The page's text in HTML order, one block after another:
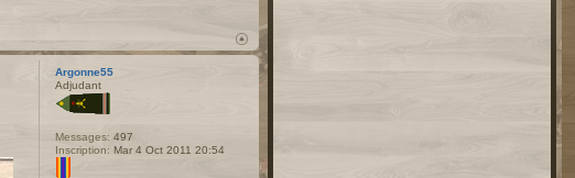
Argonne55
Adjudant
Messages: 497
Inscription: Mar 4 Oct 2011 20:54